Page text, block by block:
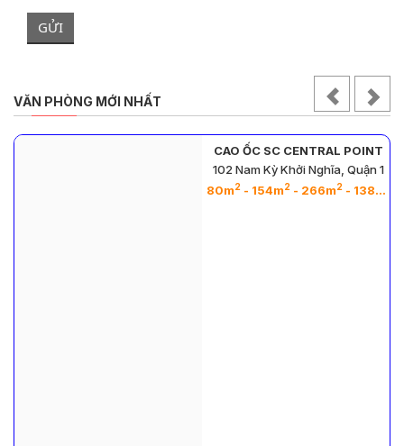
GỬI
VĂN PHÒNG MỚI NHẤT
CAO ỐC SC CENTRAL POINT
102 Nam Kỳ Khởi Nghĩa, Quận 1
80m2 - 154m2 - 266m2 - 138m